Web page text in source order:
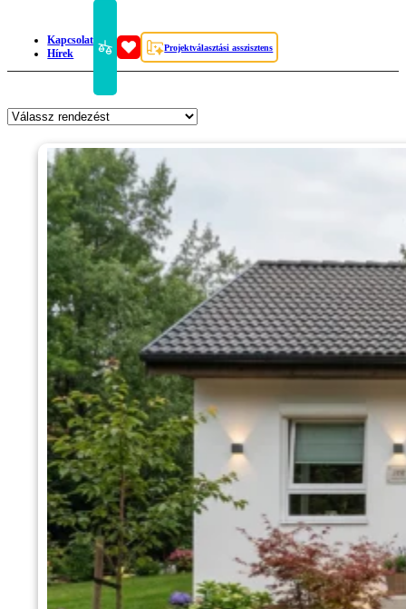
Kapcsolat
Hírek
Projektválasztási asszisztens